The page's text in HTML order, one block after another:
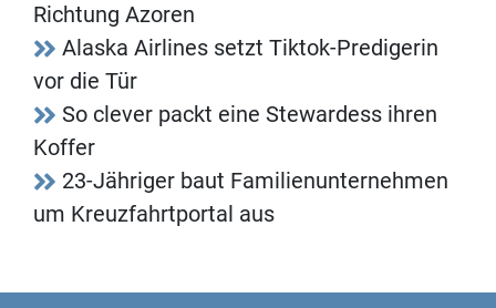
Richtung Azoren
Alaska Airlines setzt Tiktok-Predigerin
vor die Tür
So clever packt eine Stewardess ihren
Koffer
23-Jähriger baut Familienunternehmen
um Kreuzfahrtportal aus